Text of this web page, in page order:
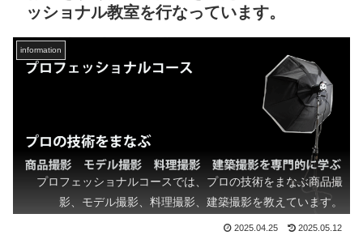
ッショナル教室を行なっています。
information
プロフェッショナルコースでは、プロの技術をまなぶ商品撮
影、モデル撮影、料理撮影、建築撮影を教えています。
2025.04.25 2025.05.12